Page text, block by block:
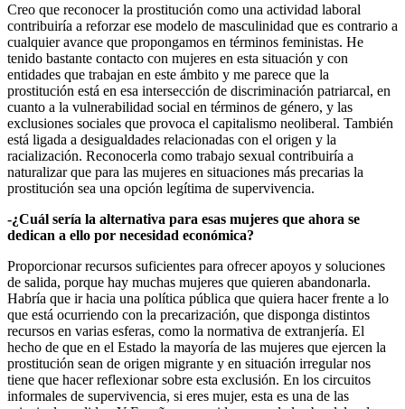
Creo que reconocer la prostitución como una actividad laboral
contribuiría a reforzar ese modelo de masculinidad que es contrario a
cualquier avance que propongamos en términos feministas. He
tenido bastante contacto con mujeres en esta situación y con
entidades que trabajan en este ámbito y me parece que la
prostitución está en esa intersección de discriminación patriarcal, en
cuanto a la vulnerabilidad social en términos de género, y las
exclusiones sociales que provoca el capitalismo neoliberal. También
está ligada a desigualdades relacionadas con el origen y la
racialización. Reconocerla como trabajo sexual contribuiría a
naturalizar que para las mujeres en situaciones más precarias la
prostitución sea una opción legítima de supervivencia.
-¿Cuál sería la alternativa para esas mujeres que ahora se
dedican a ello por necesidad económica?
Proporcionar recursos suficientes para ofrecer apoyos y soluciones
de salida, porque hay muchas mujeres que quieren abandonarla.
Habría que ir hacia una política pública que quiera hacer frente a lo
que está ocurriendo con la precarización, que disponga distintos
recursos en varias esferas, como la normativa de extranjería. El
hecho de que en el Estado la mayoría de las mujeres que ejercen la
prostitución sean de origen migrante y en situación irregular nos
tiene que hacer reflexionar sobre esta exclusión. En los circuitos
informales de supervivencia, si eres mujer, esta es una de las